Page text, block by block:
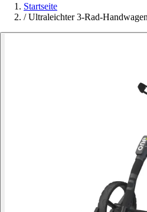
Startseite
/ Ultraleichter 3-Rad-